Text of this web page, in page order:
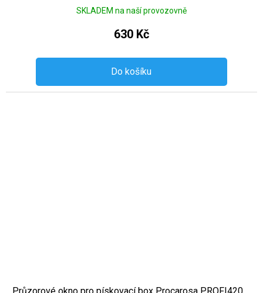
SKLADEM na naší provozovně
630 Kč
Do košíku
Průzorové okno pro pískovací box Procarosa PROFI420 ...